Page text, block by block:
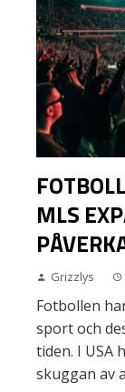
MLS
Grizzlys
Fotbollen
sport och
tiden. I USA
skuggan av